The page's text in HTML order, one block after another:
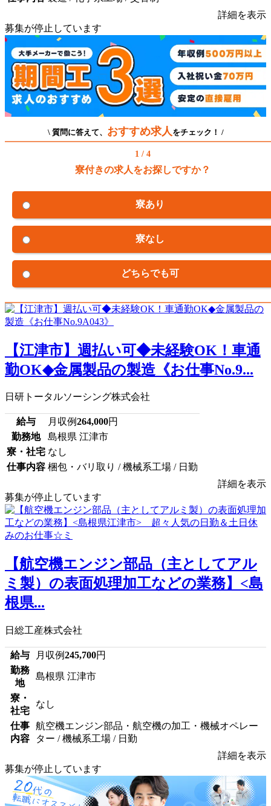
詳細を表示
募集が停止しています
\ 質問に答えて、 おすすめ求人 をチェック！ /
1 / 4
寮付きの求人をお探しですか？
寮あり
寮なし
どちらでも可
【江津市】週払い可◆未経験OK！車通
勤OK◆金属製品の製造《お仕事No.9...
日研トータルソーシング株式会社
給与 月収例264,000円
勤務地
島根県 江津市
寮・社宅 なし
仕事内容 梱包・バリ取り / 機械系工場 / 日勤
詳細を表示
募集が停止しています
【航空機エンジン部品（主としてアル
ミ製）の表面処理加工などの業務】<島
根県...
日総工産株式会社
給与 月収例245,700円
勤務
地
島根県 江津市
寮・
社宅
なし
仕事
内容
航空機エンジン部品・航空機の加工・機械オペレー
ター / 機械系工場 / 日勤
詳細を表示
募集が停止しています